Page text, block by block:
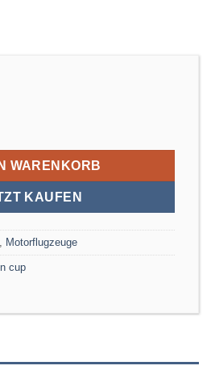
WARENKORB
KAUFEN
Motorflugzeuge
cup